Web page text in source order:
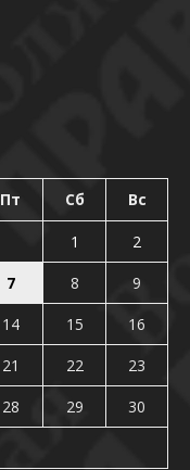
Пт Сб Вс
1
2
7 8
9
14 15
16
21 22
23
28 29
30